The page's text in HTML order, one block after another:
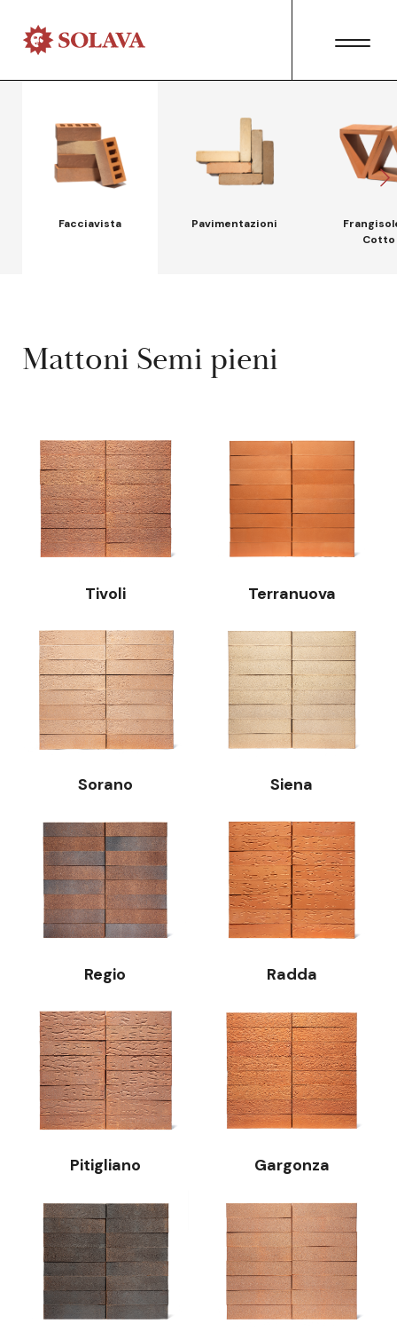
Facciavista Pavimentazioni
Cotto
Mattoni Semi pieni
Tivoli Terranuova
Sorano Siena
Regio Radda
Pitigliano Gargonza